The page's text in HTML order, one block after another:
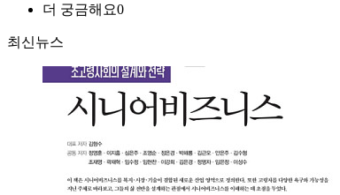
더 궁금해요0
최신뉴스